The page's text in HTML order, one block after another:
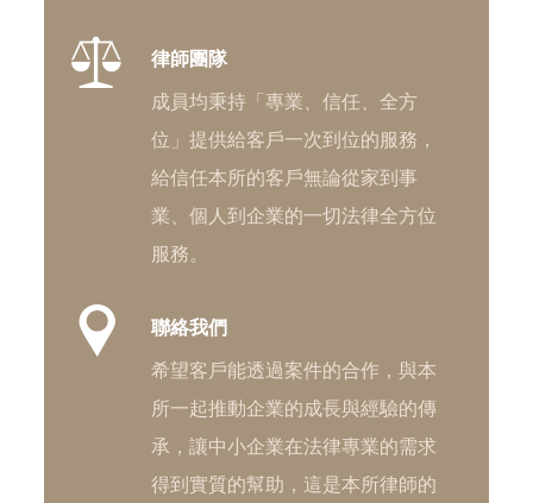
律師團隊
成員均秉持「專業、信任、全方
位」提供給客戶一次到位的服務，
給信任本所的客戶無論從家到事
業、個人到企業的一切法律全方位
服務。
聯絡我們
希望客戶能透過案件的合作，與本
所一起推動企業的成長與經驗的傳
承，讓中小企業在法律專業的需求
得到實質的幫助，這是本所律師的